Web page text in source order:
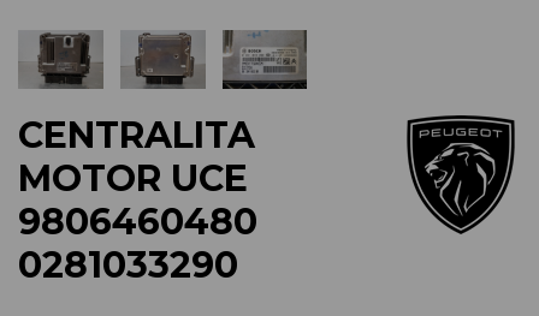
CENTRALITA
MOTOR UCE
9806460480
0281033290